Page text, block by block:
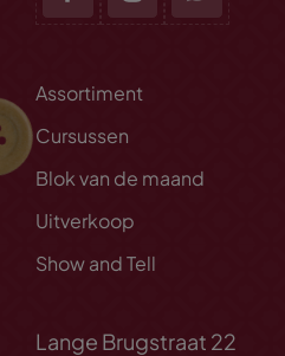
Assortiment
Cursussen
Blok van de maand
Uitverkoop
Show and Tell
Lange Brugstraat 22